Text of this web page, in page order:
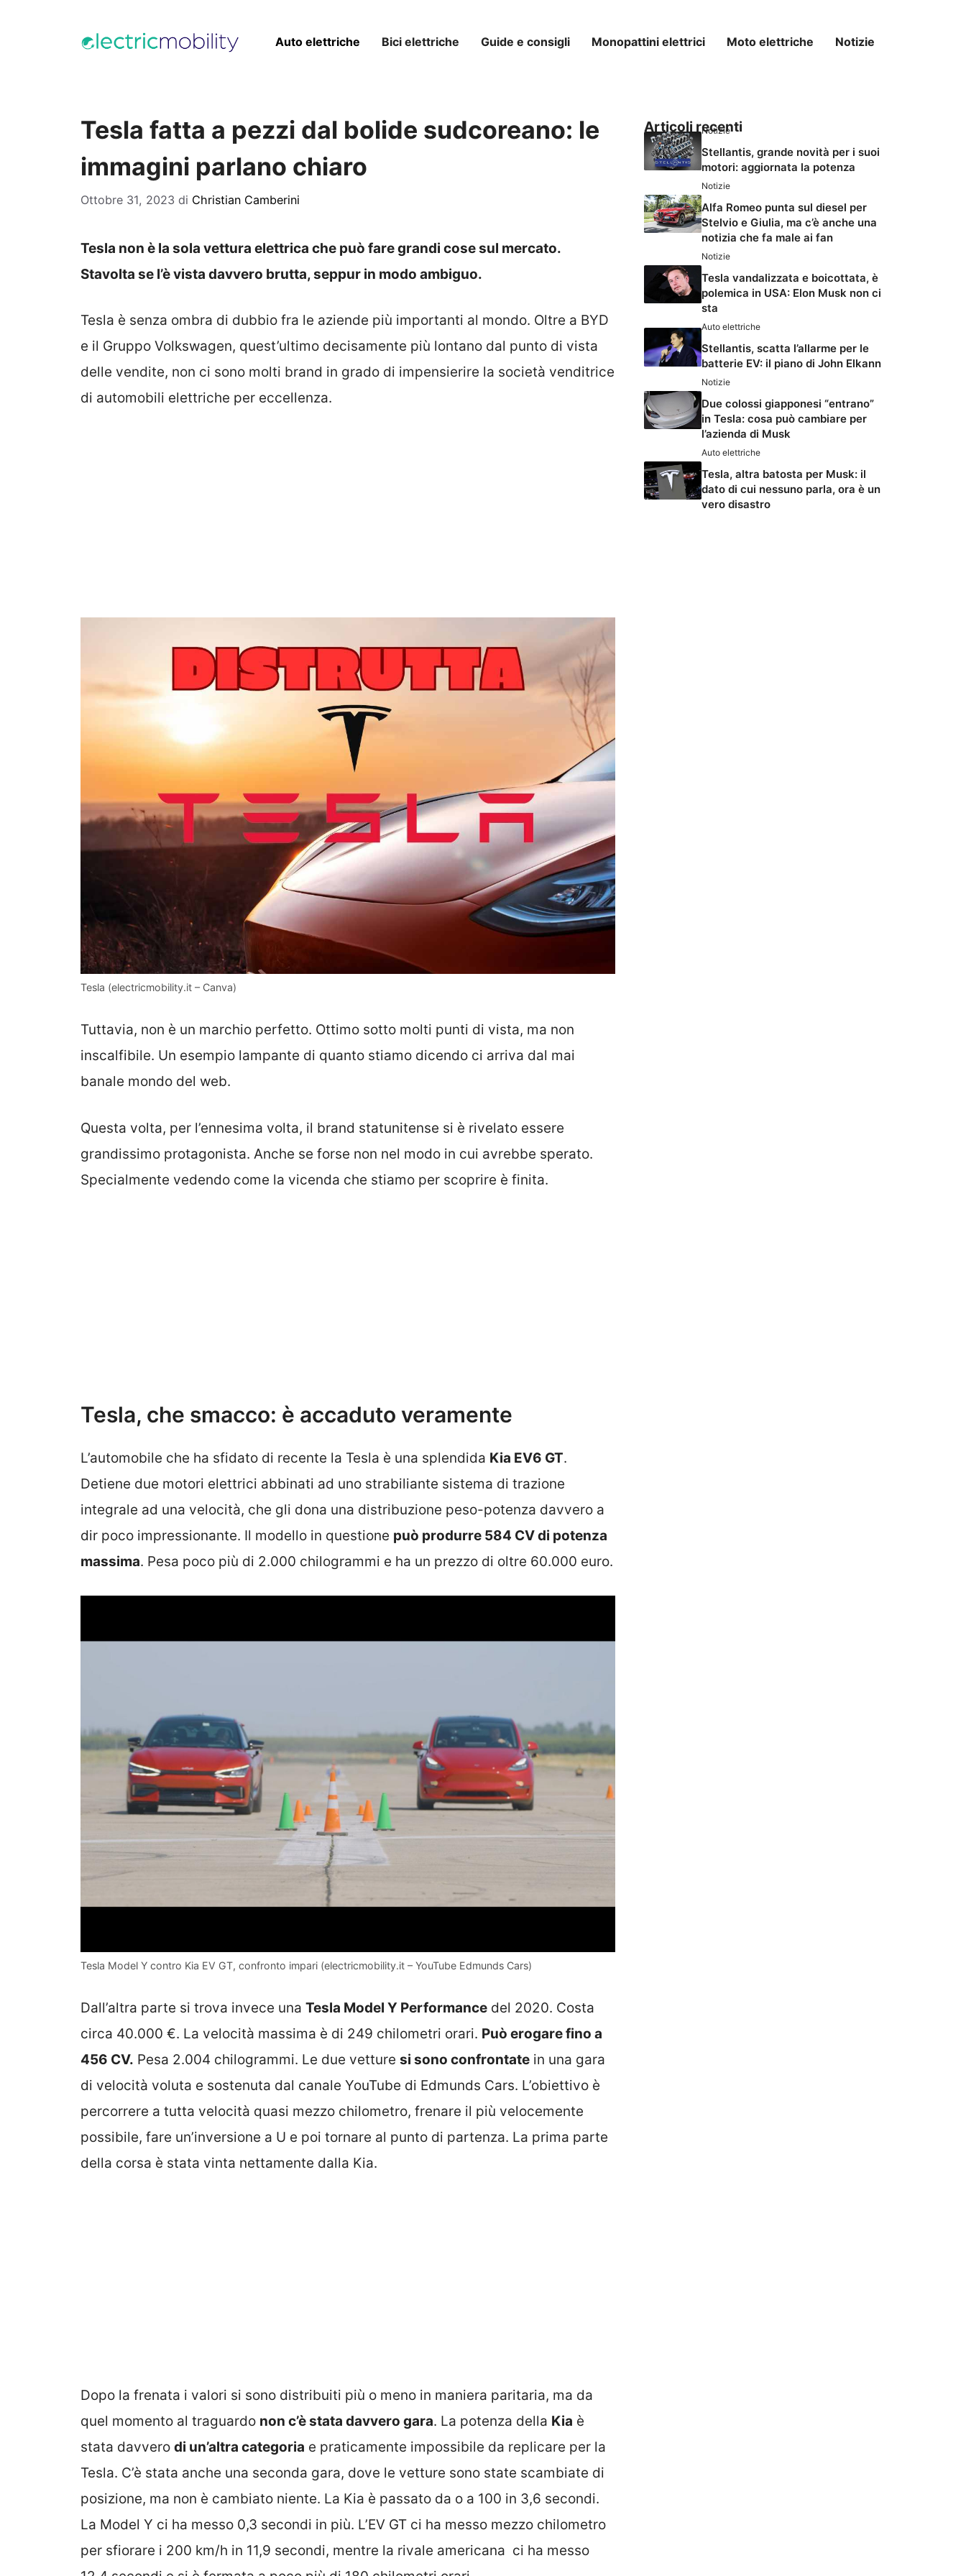
Auto elettriche Bici elettriche Guide e consigli Monopattini elettrici Moto elettriche Notizie
Tesla fatta a pezzi dal bolide sudcoreano: le
immagini parlano chiaro
Ottobre 31, 2023 di Christian Camberini
Tesla non è la sola vettura elettrica che può fare grandi cose sul mercato.
Stavolta se l’è vista davvero brutta, seppur in modo ambiguo.
Tesla è senza ombra di dubbio fra le aziende più importanti al mondo. Oltre a BYD
e il Gruppo Volkswagen, quest’ultimo decisamente più lontano dal punto di vista
delle vendite, non ci sono molti brand in grado di impensierire la società venditrice
di automobili elettriche per eccellenza.
Tesla (electricmobility.it – Canva)
Tuttavia, non è un marchio perfetto. Ottimo sotto molti punti di vista, ma non
inscalfibile. Un esempio lampante di quanto stiamo dicendo ci arriva dal mai
banale mondo del web.
Questa volta, per l’ennesima volta, il brand statunitense si è rivelato essere
grandissimo protagonista. Anche se forse non nel modo in cui avrebbe sperato.
Specialmente vedendo come la vicenda che stiamo per scoprire è finita.
Tesla, che smacco: è accaduto veramente
L’automobile che ha sfidato di recente la Tesla è una splendida Kia EV6 GT.
Detiene due motori elettrici abbinati ad uno strabiliante sistema di trazione
integrale ad una velocità, che gli dona una distribuzione peso-potenza davvero a
dir poco impressionante. Il modello in questione può produrre 584 CV di potenza
massima. Pesa poco più di 2.000 chilogrammi e ha un prezzo di oltre 60.000 euro.
Tesla Model Y contro Kia EV GT, confronto impari (electricmobility.it – YouTube Edmunds Cars)
Dall’altra parte si trova invece una Tesla Model Y Performance del 2020. Costa
circa 40.000 €. La velocità massima è di 249 chilometri orari. Può erogare fino a
456 CV. Pesa 2.004 chilogrammi. Le due vetture si sono confrontate in una gara
di velocità voluta e sostenuta dal canale YouTube di Edmunds Cars. L’obiettivo è
percorrere a tutta velocità quasi mezzo chilometro, frenare il più velocemente
possibile, fare un’inversione a U e poi tornare al punto di partenza. La prima parte
della corsa è stata vinta nettamente dalla Kia.
Dopo la frenata i valori si sono distribuiti più o meno in maniera paritaria, ma da
quel momento al traguardo non c’è stata davvero gara. La potenza della Kia è
stata davvero di un’altra categoria e praticamente impossibile da replicare per la
Tesla. C’è stata anche una seconda gara, dove le vetture sono state scambiate di
posizione, ma non è cambiato niente. La Kia è passato da o a 100 in 3,6 secondi.
La Model Y ci ha messo 0,3 secondi in più. L’EV GT ci ha messo mezzo chilometro
per sfiorare i 200 km/h in 11,9 secondi, mentre la rivale americana ci ha messo
Articoli recenti
Notizie
Stellantis, grande novità per i suoi
motori: aggiornata la potenza
Notizie
Alfa Romeo punta sul diesel per
Stelvio e Giulia, ma c’è anche una
notizia che fa male ai fan
Notizie
Tesla vandalizzata e boicottata, è
polemica in USA: Elon Musk non ci
sta
Auto elettriche
Stellantis, scatta l’allarme per le
batterie EV: il piano di John Elkann
Notizie
Due colossi giapponesi “entrano”
in Tesla: cosa può cambiare per
l’azienda di Musk
Auto elettriche
Tesla, altra batosta per Musk: il
dato di cui nessuno parla, ora è un
vero disastro